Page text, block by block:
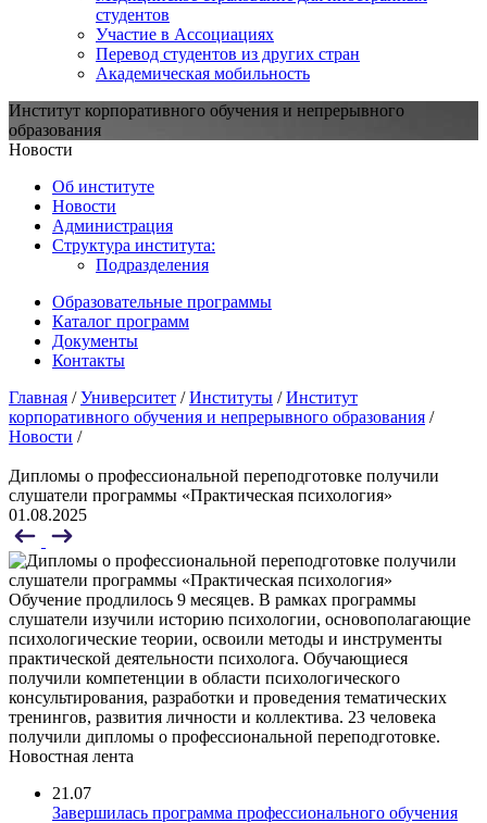
студентов
Участие в Ассоциациях
Перевод студентов из других стран
Академическая мобильность
Институт корпоративного обучения и непрерывного
образования
Новости
Об институте
Новости
Администрация
Структура института:
Подразделения
Образовательные программы
Каталог программ
Документы
Контакты
Главная /Университет /Институты /Институт
корпоративного обучения и непрерывного образования /
Новости /
Дипломы о профессиональной переподготовке получили
слушатели программы «Практическая психология»
01.08.2025
Обучение продлилось 9 месяцев. В рамках программы
слушатели изучили историю психологии, основополагающие
психологические теории, освоили методы и инструменты
практической деятельности психолога. Обучающиеся
получили компетенции в области психологического
консультирования, разработки и проведения тематических
тренингов, развития личности и коллектива. 23 человека
получили дипломы о профессиональной переподготовке.
Новостная лента
21.07
Завершилась программа профессионального обучения